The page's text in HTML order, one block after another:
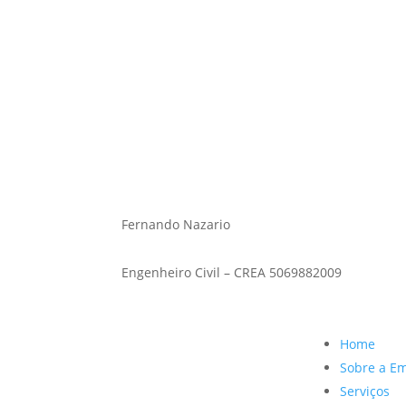
Fernando Nazario
Engenheiro Civil – CREA 5069882009
Home
Sobre a
Serviços